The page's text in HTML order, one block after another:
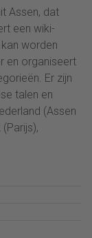
Assen, dat
een wiki-
worden
en organiseert
Er zijn
talen en
(Assen